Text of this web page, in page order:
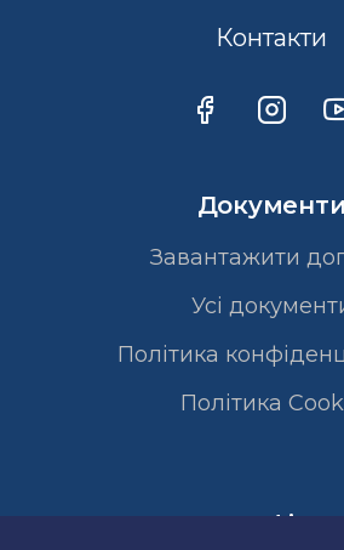
Контакти
Документи
Завантажити
Усі
Політика
Полiтика
Сертифікати